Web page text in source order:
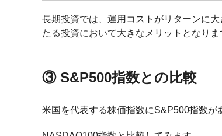
長期投資では、運用コストがリターンに
たる投資において大きなメリットとなりま
③ S&P500指数との比較
米国を代表する株価指数にS&P500指数が